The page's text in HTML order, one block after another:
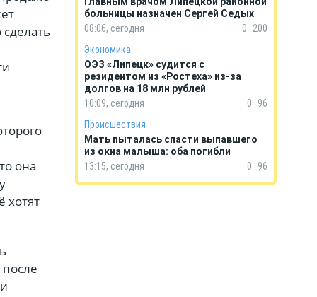
она
хотят
больницы назначен Сергей Седых
08:06, сегодня
0
200
Экономика
ОЭЗ «Липецк» судится с
резидентом из «Ростеха» из-за
долгов на 18 млн рублей
10:09, сегодня
0
96
Происшествия
Мать пыталась спасти выпавшего
из окна малыша: оба погибли
13:15, сегодня
0 96